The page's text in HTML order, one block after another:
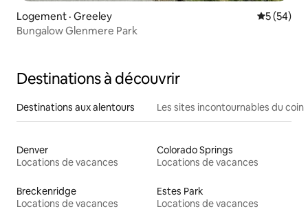
Logement · Greeley Note
5 (54)
Bungalow Glenmere Park
Destinations à découvrir
Destinations aux alentours Les sites incontournables du coin
Denver
Locations de vacances
Colorado Springs
Locations de vacances
Breckenridge
Locations de vacances
Estes Park
Locations de vacances